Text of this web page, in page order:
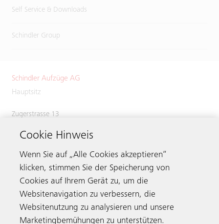
Self Service & Downloads
Schindler Group
Schindler Aufzüge AG
Hauptsitz
Zugerstrasse 13
Switzerland
Phone:+41 41 445 31 31
Kontaktieren
Cookie Hinweis
Wenn Sie auf „Alle Cookies akzeptieren“
klicken, stimmen Sie der Speicherung von
Cookies auf Ihrem Gerät zu, um die
Websitenavigation zu verbessern, die
Websitenutzung zu analysieren und unsere
Marketingbemühungen zu unterstützen.